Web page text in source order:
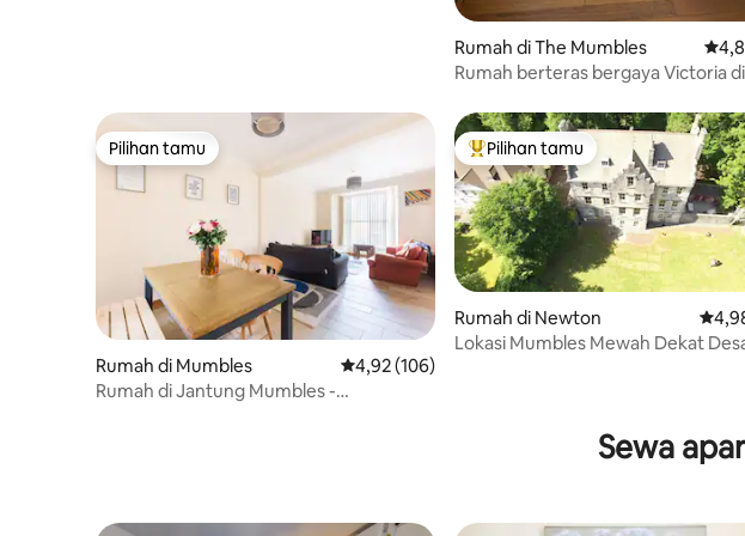
Rumah di The Mumbles Nilai
Rumah berteras bergaya Victoria di
Pilihan tamu
Pilihan tamu
Rumah di Mumbles Nilai rata-rata 4,92 dari 5, 106 ulasan
4,92 (106)
Rumah di Jantung Mumbles -
Pilihan tamu terpopuler
Pilihan tamu
Rumah di Newton Nilai
Lokasi Mumbles Mewah Dekat
Sewa